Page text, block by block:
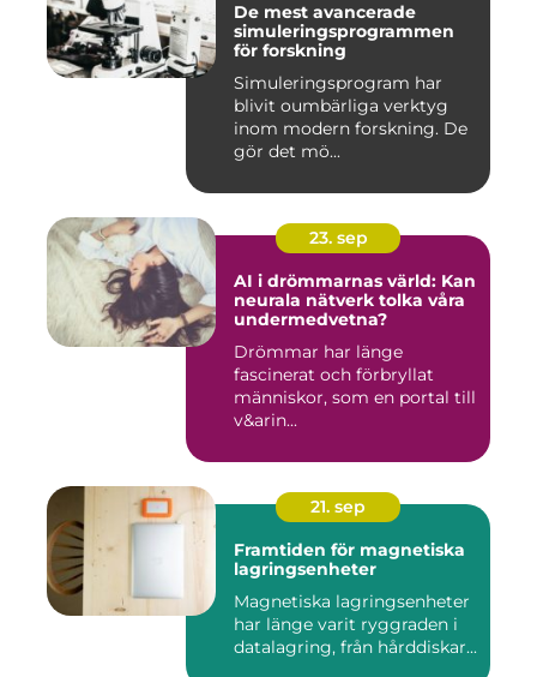
De mest avancerade
simuleringsprogrammen
för forskning
Simuleringsprogram har
blivit oumbärliga verktyg
inom modern forskning. De
gör det mö...
23. sep
AI i drömmarnas värld: Kan
neurala nätverk tolka våra
undermedvetna?
Drömmar har länge
fascinerat och förbryllat
människor, som en portal till
v&arin...
21. sep
Framtiden för magnetiska
lagringsenheter
Magnetiska lagringsenheter
har länge varit ryggraden i
datalagring, från hårddiskar...